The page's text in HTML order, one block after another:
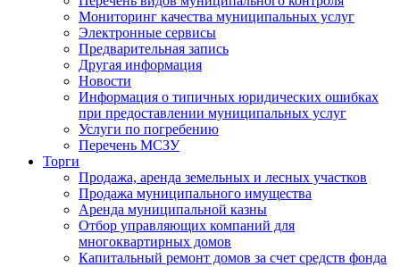
Мониторинг качества муниципальных услуг
Электронные сервисы
Предварительная запись
Другая информация
Новости
Информация о типичных юридических ошибках
при предоставлении муниципальных услуг
Услуги по погребению
Перечень МСЗУ
Торги
Продажа, аренда земельных и лесных участков
Продажа муниципального имущества
Аренда муниципальной казны
Отбор управляющих компаний для
многоквартирных домов
Капитальный ремонт домов за счет средств фонда